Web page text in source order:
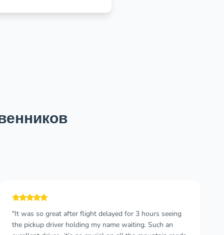
"Cannot recommend this company enough! I wish I
could give more than 5 stars 🤩 I took a taxi from